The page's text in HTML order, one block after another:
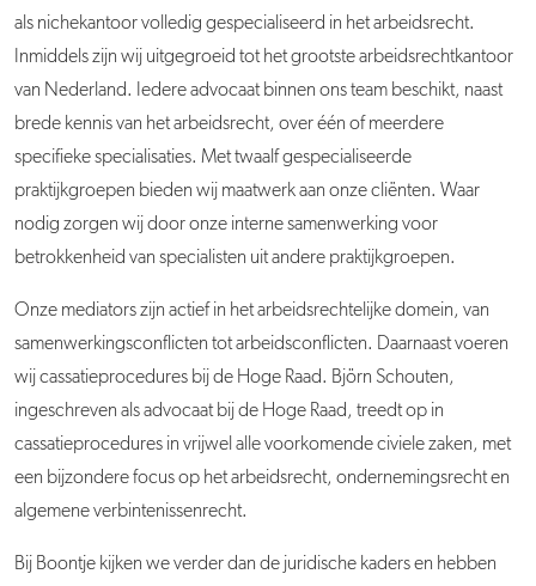
als nichekantoor volledig gespecialiseerd in het arbeidsrecht.
Inmiddels zijn wij uitgegroeid tot het grootste arbeidsrechtkantoor
van Nederland. Iedere advocaat binnen ons team beschikt, naast
brede kennis van het arbeidsrecht, over één of meerdere
specifieke specialisaties. Met twaalf gespecialiseerde
praktijkgroepen bieden wij maatwerk aan onze cliënten. Waar
nodig zorgen wij door onze interne samenwerking voor
betrokkenheid van specialisten uit andere praktijkgroepen.
Onze mediators zijn actief in het arbeidsrechtelijke domein, van
samenwerkingsconflicten tot arbeidsconflicten. Daarnaast voeren
wij cassatieprocedures bij de Hoge Raad. Björn Schouten,
ingeschreven als advocaat bij de Hoge Raad, treedt op in
cassatieprocedures in vrijwel alle voorkomende civiele zaken, met
een bijzondere focus op het arbeidsrecht, ondernemingsrecht en
algemene verbintenissenrecht.
Bij Boontje kijken we verder dan de juridische kaders en hebben